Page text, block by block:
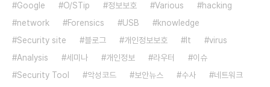
Google
O/STip 정보보호 Various
hacking
network
Forensics USB
knowledge
Security site
블로그 개인정보보호 It
virus
Analysis
세미나 개인정보 라우터
이슈
Security Tool
악성코드 보안뉴스 수사
네트워크